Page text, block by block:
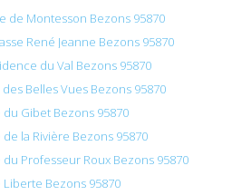
de Montesson Bezons 95870
René Jeanne Bezons 95870
du Val Bezons 95870
Belles Vues Bezons 95870
Gibet Bezons 95870
la Rivière Bezons 95870
Professeur Roux Bezons 95870
Bezons 95870